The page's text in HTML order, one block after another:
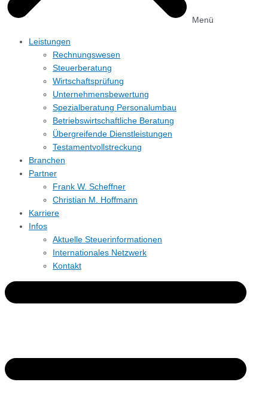
Menü
Leistungen
Rechnungs­wesen
Steuerberatung
Wirtschafts­prüfung
Unternehmens­bewertung
Spezialberatung Personalumbau
Betriebs­wirtschaftliche Beratung
Übergreifende Dienstleistungen
Testament­vollstreckung
Branchen
Partner
Frank W. Scheffner
Christian M. Hoffmann
Karriere
Infos
Aktuelle Steuerinformationen
Internationales Netzwerk
Kontakt